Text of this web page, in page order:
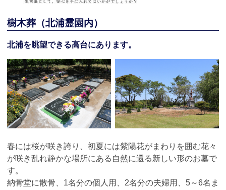
樹木葬（北浦霊園内）
北浦を眺望できる高台にあります。
春には桜が咲き誇り、初夏には紫陽花がまわりを囲む花々
が咲き乱れ静かな場所にある自然に還る新しい形のお墓で
す。
納骨堂に散骨、1名分の個人用、2名分の夫婦用、5～6名ま